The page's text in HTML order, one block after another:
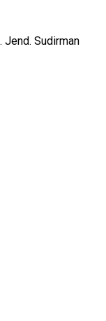
Jend. Sudirman